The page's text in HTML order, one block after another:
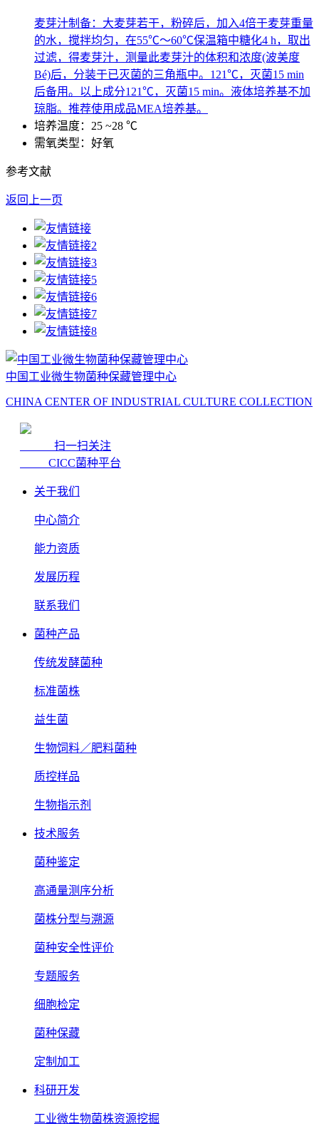
麦芽汁制备：大麦芽若干，粉碎后，加入4倍于麦芽重量
的水，搅拌均匀，在55℃～60℃保温箱中糖化4 h，取出
过滤，得麦芽汁，测量此麦芽汁的体积和浓度(波美度
Bé)后，分装于已灭菌的三角瓶中。121℃，灭菌15 min
后备用。以上成分121℃，灭菌15 min。液体培养基不加
琼脂。推荐使用成品MEA培养基。
培养温度：25 ~28 ℃
需氧类型：好氧
参考文献
返回上一页
中国工业微生物菌种保藏管理中心
CHINA CENTER OF INDUSTRIAL CULTURE COLLECTION
扫一扫关注
CICC菌种平台
关于我们
中心简介
能力资质
发展历程
联系我们
菌种产品
传统发酵菌种
标准菌株
益生菌
生物饲料／肥料菌种
质控样品
生物指示剂
技术服务
菌种鉴定
高通量测序分析
菌株分型与溯源
菌种安全性评价
专题服务
细胞检定
菌种保藏
定制加工
科研开发
工业微生物菌株资源挖掘